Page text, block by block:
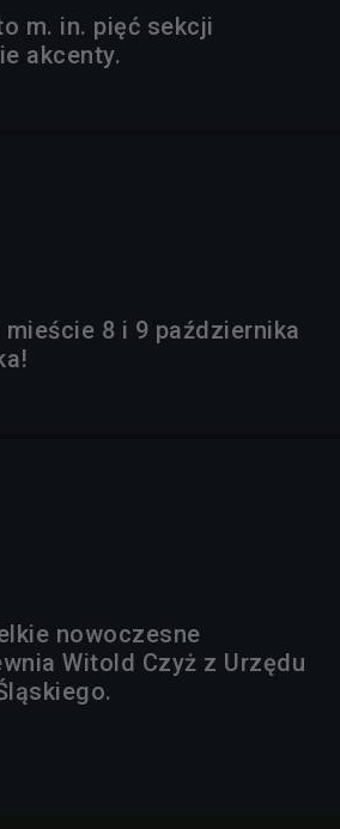
m. in. pięć sekcji
akcenty.
8 i 9 października
nowoczesne
Witold Czyż z Urzędu